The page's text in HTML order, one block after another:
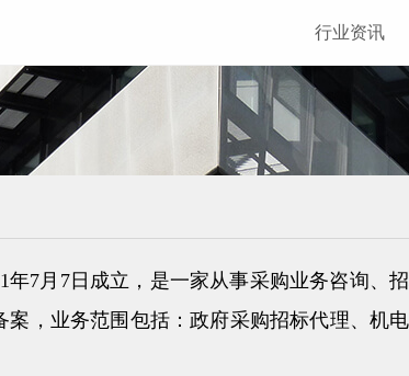
行业资讯
年7月7日成立，是一家从事采购业务咨询、
，业务范围包括：政府采购招标代理、机